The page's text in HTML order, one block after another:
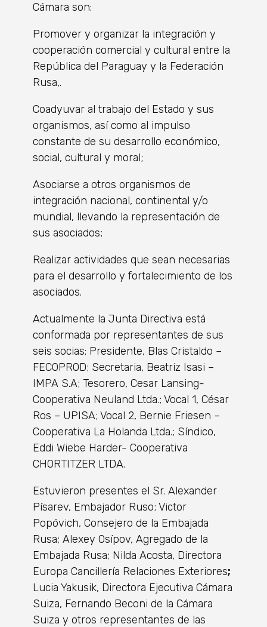
Cámara son:
Promover y organizar la integración y
cooperación comercial y cultural entre la
República del Paraguay y la Federación
Rusa,.
Coadyuvar al trabajo del Estado y sus
organismos, así como al impulso
constante de su desarrollo económico,
social, cultural y moral;
Asociarse a otros organismos de
integración nacional, continental y/o
mundial, llevando la representación de
sus asociados;
Realizar actividades que sean necesarias
para el desarrollo y fortalecimiento de los
asociados.
Actualmente la Junta Directiva está
conformada por representantes de sus
seis socias: Presidente, Blas Cristaldo –
FECOPROD; Secretaria, Beatriz Isasi –
IMPA S.A; Tesorero, Cesar Lansing-
Cooperativa Neuland Ltda.; Vocal 1, César
Ros – UPISA; Vocal 2, Bernie Friesen –
Cooperativa La Holanda Ltda.; Síndico,
Eddi Wiebe Harder- Cooperativa
CHORTITZER LTDA.
Estuvieron presentes el Sr. Alexander
Písarev, Embajador Ruso; Victor
Popóvich, Consejero de la Embajada
Rusa; Alexey Osípov, Agregado de la
Embajada Rusa; Nilda Acosta, Directora
Europa Cancillería Relaciones Exteriores;
Lucia Yakusik, Directora Ejecutiva Cámara
Suiza, Fernando Beconi de la Cámara
Suiza y otros representantes de las